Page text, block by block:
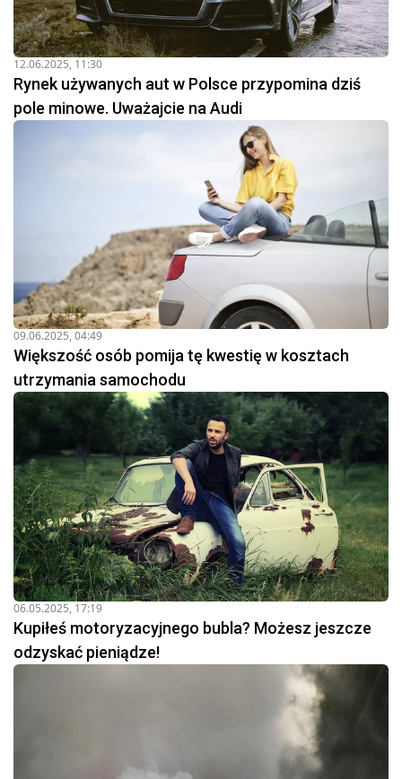
12.06.2025, 11:30
Rynek używanych aut w Polsce przypomina dziś
pole minowe. Uważajcie na Audi
09.06.2025, 04:49
Większość osób pomija tę kwestię w kosztach
utrzymania samochodu
06.05.2025, 17:19
Kupiłeś motoryzacyjnego bubla? Możesz jeszcze
odzyskać pieniądze!